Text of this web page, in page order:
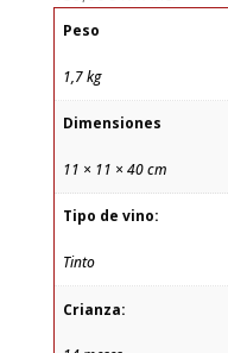
Peso
1,7 kg
Dimensiones
11 × 11 × 40 cm
Tipo de vino:
Tinto
Crianza: